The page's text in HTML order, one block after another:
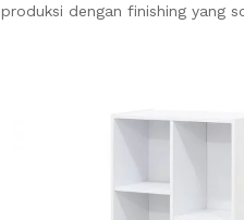
dengan finishing yang